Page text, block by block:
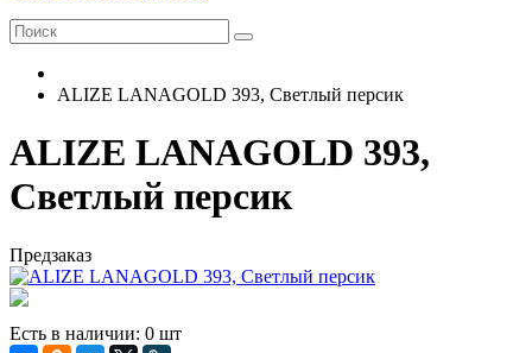
ALIZE LANAGOLD 393, Светлый персик
ALIZE LANAGOLD 393,
Светлый персик
Предзаказ
Есть в наличии: 0 шт